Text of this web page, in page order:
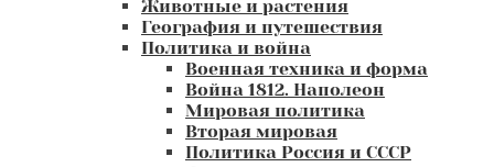
Животные и растения
География и путешествия
Политика и война
Военная техника и форма
Война 1812. Наполеон
Мировая политика
Вторая мировая
Политика Россия и СССР